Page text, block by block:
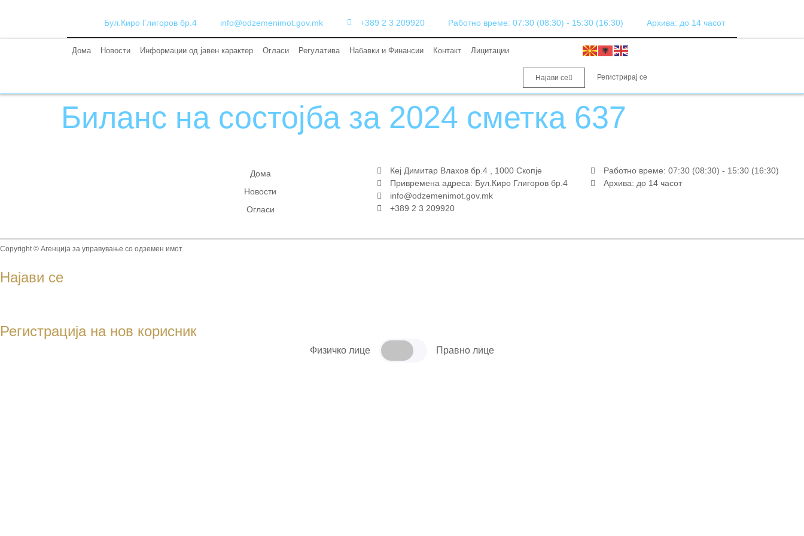
Бул.Киро Глигоров бр.4 info@odzemenimot.gov.mk +389 2 3 209920 Работно време: 07:30 (08:30) - 15:30 (16:30) Архива: до 14 часот
Дома Новости Информации од јавен карактер Огласи Регулатива Набавки и Финансии Контакт Лицитации
Најави се Регистрирај се
Биланс на состојба за 2024 сметка 637
Дома
Новости
Огласи
Кеј Димитар Влахов бр.4 , 1000 Скопје
Привремена адреса: Бул.Киро Глигоров бр.4
info@odzemenimot.gov.mk
+389 2 3 209920
Работно време: 07:30 (08:30) - 15:30 (16:30)
Архива: до 14 часот
Copyright © Агенција за управување со одземен имот
Најави се
Регистрација на нов корисник
Физичко лице Правно лице